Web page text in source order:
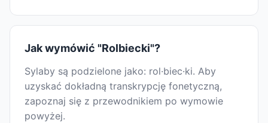
Jak wymówić "Rolbiecki"?
Sylaby są podzielone jako: rol·biec·ki. Aby
uzyskać dokładną transkrypcję fonetyczną,
zapoznaj się z przewodnikiem po wymowie
powyżej.